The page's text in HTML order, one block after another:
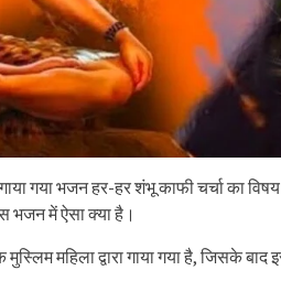
गाया गया भजन हर-हर शंभू काफी चर्चा का
भजन में ऐसा क्या है।
महिला द्वारा गाया गया है, जिसके